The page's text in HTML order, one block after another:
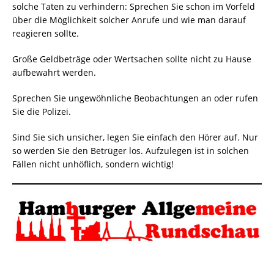
solche Taten zu verhindern: Sprechen Sie schon im Vorfeld
über die Möglichkeit solcher Anrufe und wie man darauf
reagieren sollte.
Große Geldbeträge oder Wertsachen sollte nicht zu Hause
aufbewahrt werden.
Sprechen Sie ungewöhnliche Beobachtungen an oder rufen
Sie die Polizei.
Sind Sie sich unsicher, legen Sie einfach den Hörer auf. Nur
so werden Sie den Betrüger los. Aufzulegen ist in solchen
Fällen nicht unhöflich, sondern wichtig!